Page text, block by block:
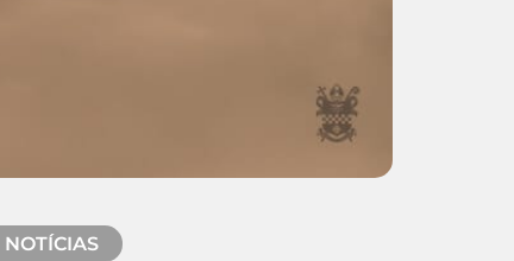
NOTÍCIAS